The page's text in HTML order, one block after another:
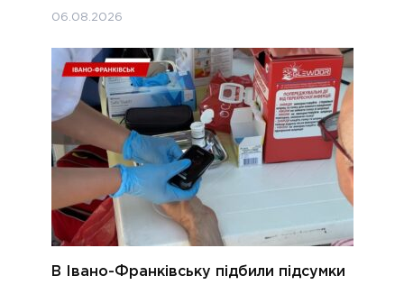
06.08.2026
В Івано-Франківську підбили підсумки